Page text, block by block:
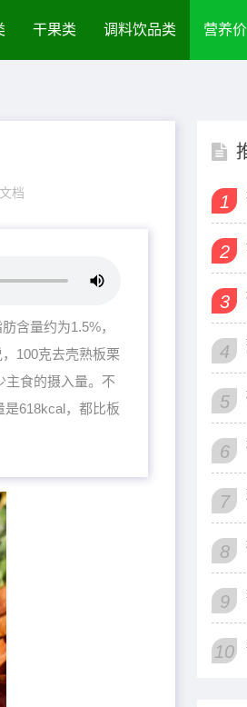
干果类 调料饮品类 营养
档
含量约为1.5%，
100克去壳熟板栗
主食的摄入量。不
618kcal，都比板
1
2
3
4
5
6
7
8
9
10